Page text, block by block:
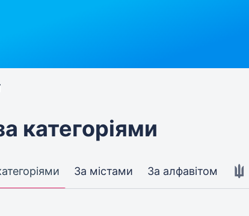
категоріями
За містами За алфавітом